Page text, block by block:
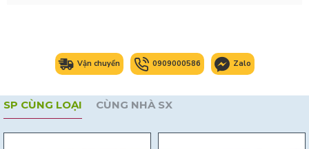
Vận chuyển 0909000586 Zalo
SP CÙNG LOẠI CÙNG NHÀ SX